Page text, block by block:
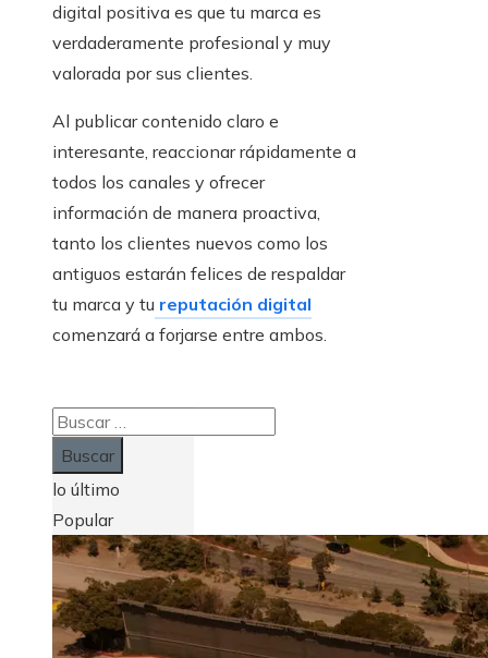
digital positiva es que tu marca es
verdaderamente profesional y muy
valorada por sus clientes.
Al publicar contenido claro e
interesante, reaccionar rápidamente a
todos los canales y ofrecer
información de manera proactiva,
tanto los clientes nuevos como los
antiguos estarán felices de respaldar
tu marca y tu reputación digital
comenzará a forjarse entre ambos.
Buscar:
lo último
Popular